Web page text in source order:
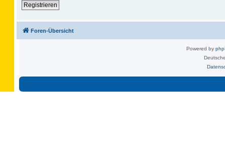
Registrieren
Foren-Übersicht
Powered by